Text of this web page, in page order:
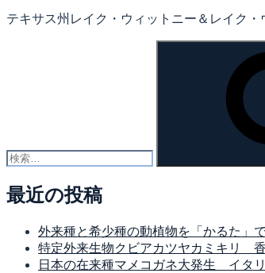
テキサス州レイク・ウィットニー＆レイク・
最近の投稿
外来種と希少種の動植物を「かるた
特定外来生物クビアカツヤカミキリ
日本の在来種マメコガネ大発生 イタ